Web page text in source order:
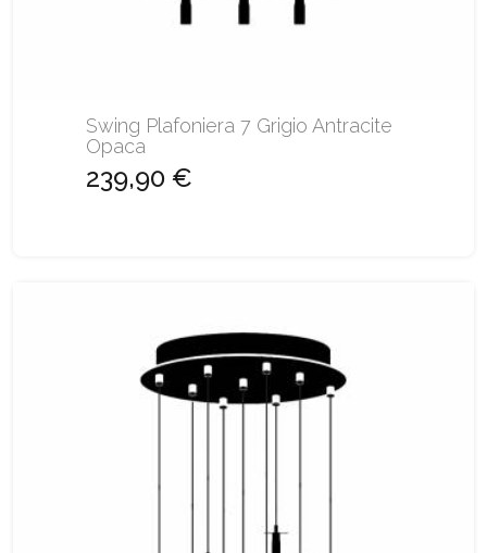
Swing Plafoniera 7 Grigio Antracite
Opaca
239,90 €